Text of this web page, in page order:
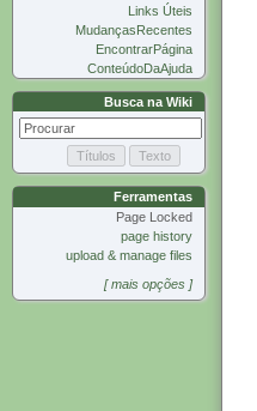
Links Úteis
MudançasRecentes
EncontrarPágina
ConteúdoDaAjuda
Busca na Wiki
Ferramentas
Page Locked
page history
upload & manage files
[ mais opções ]